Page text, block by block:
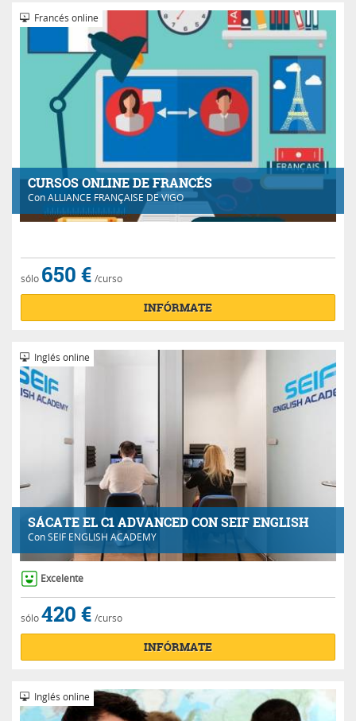
CURSOS ONLINE DE FRANCÉS
ConALLIANCE FRANÇAISE DE VIGO
Francés online
sólo 650 € /curso
INFÓRMATE
SÁCATE EL C1 ADVANCED CON SEIF ENGLISH
ConSEIF ENGLISH ACADEMY
Inglés online
Excelente
sólo420 € /curso
INFÓRMATE
Inglés online